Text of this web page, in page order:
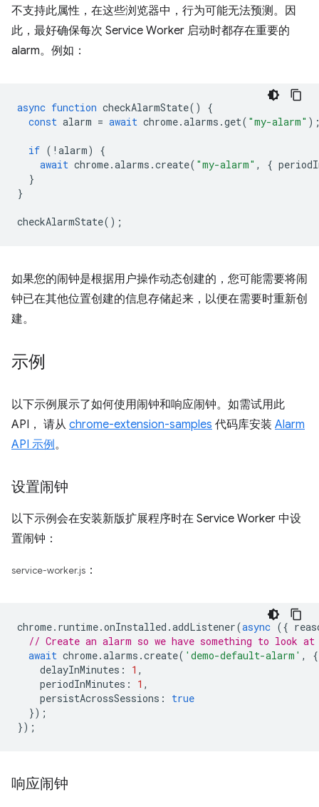
不支持此属性，在这些浏览器中，行为可能无法预测。因
此，最好确保每次 Service Worker 启动时都存在重要的
alarm。例如：
async function checkAlarmState()
{
const alarm = await chrome.alarms .get( "my-alarm"
if ( ! alarm)
{
await chrome.alarms .create( "my-alarm" , {
}
}
checkAlarmState();
如果您的闹钟是根据用户操作动态创建的，您可能需要将闹
钟已在其他位置创建的信息存储起来，以便在需要时重新创
建。
示例
以下示例展示了如何使用闹钟和响应闹钟。如需试用此
API， 请从 chrome-extension-samples 代码库安装 Alarm
API 示例。
设置闹钟
以下示例会在安装新版扩展程序时在 Service Worker 中设
置闹钟：
service-worker.js ：
chrome. runtime.onInstalled .addListener(async ({
// Create an alarm so we have something to look at
await chrome.alarms .create( 'demo-default-alarm' ,
{
delayInMinutes : 1 ,
periodInMinutes : 1 ,
persistAcrossSessions :
true
});
});
响应闹钟